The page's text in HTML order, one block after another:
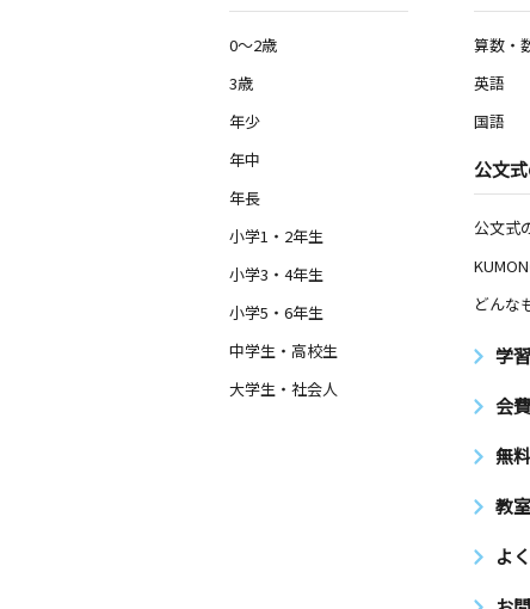
0～2歳
3歳
年少
年中
年長
小学1・2年生
小学3・4年生
小学5・6年生
中学生・高校生
大学生・社会人
算数・
英語
国語
公文
公文式
どんな
学
会
無
教
よ